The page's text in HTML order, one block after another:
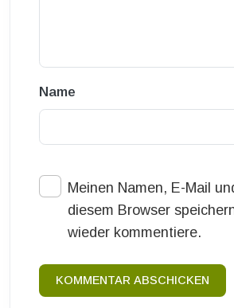
Name
Meinen Namen, E-Mail
diesem Browser
wieder kommentiere.
KOMMENTAR ABSCHICKEN